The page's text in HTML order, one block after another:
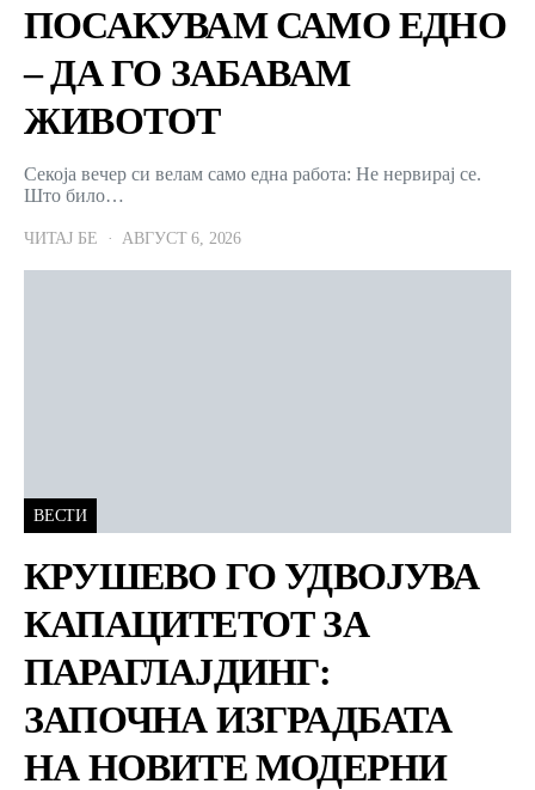
ПОСАКУВАМ САМО ЕДНО
– ДА ГО ЗАБАВАМ
ЖИВОТОТ
Секоја вечер си велам само една работа: Не нервирај се.
Што било…
ЧИТАЈ БЕ АВГУСТ 6, 2026
ВЕСТИ
КРУШЕВО ГО УДВОЈУВА
КАПАЦИТЕТОТ ЗА
ПАРАГЛАЈДИНГ:
ЗАПОЧНА ИЗГРАДБАТА
НА НОВИТЕ МОДЕРНИ